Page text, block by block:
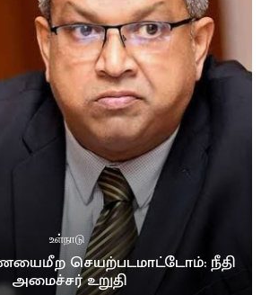
உள்நாடு
செயற்படமாட்டோம்: நீதி
அமைச்சர் உறுதி